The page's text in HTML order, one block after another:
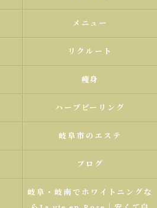
メニュー
リクルート
痩身
ハーブピーリング
岐阜市のエステ
ブログ
岐阜・岐南でホワイトニングな